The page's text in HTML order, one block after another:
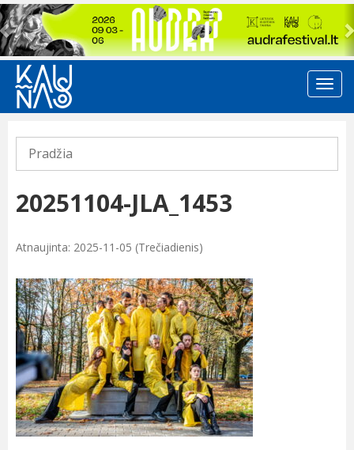
Previous
Pradžia
20251104-JLA_1453
Atnaujinta: 2025-11-05 (Trečiadienis)